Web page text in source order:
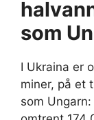
som
I Ukraina er
miner, på et
som